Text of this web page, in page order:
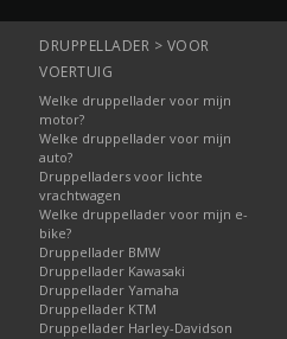
DRUPPELLADER > VOOR
VOERTUIG
Welke druppellader voor mijn
motor?
Welke druppellader voor mijn
auto?
Druppelladers voor lichte
vrachtwagen
Welke druppellader voor mijn e-
bike?
Druppellader BMW
Druppellader Kawasaki
Druppellader Yamaha
Druppellader KTM
Druppellader Harley-Davidson